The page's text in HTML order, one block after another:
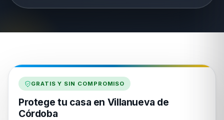
GRATIS Y SIN COMPROMISO
Protege tu casa en Villanueva de
Córdoba